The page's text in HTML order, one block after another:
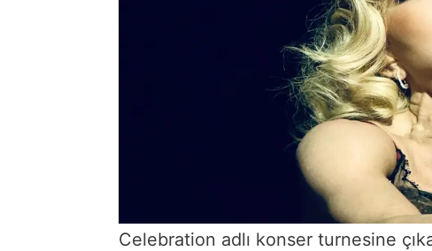
Celebration adlı konser turnesine